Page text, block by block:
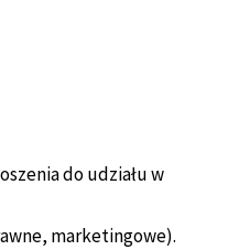
do udziału w
marketingowe).